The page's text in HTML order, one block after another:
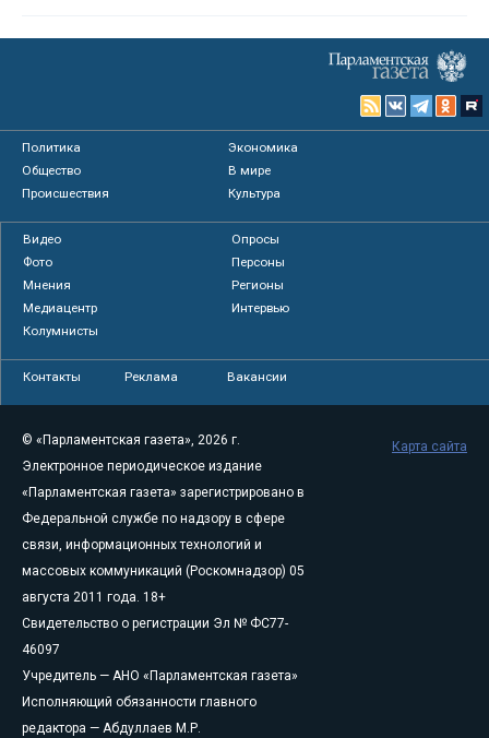
Политика
Экономика
Общество
В мире
Происшествия
Культура
Видео
Опросы
Фото
Персоны
Мнения
Регионы
Медиацентр
Интервью
Колумнисты
Контакты Реклама Вакансии
© «Парламентская газета», 2026 г.
Электронное периодическое издание
«Парламентская газета» зарегистрировано в
Федеральной службе по надзору в сфере
связи, информационных технологий и
массовых коммуникаций (Роскомнадзор) 05
августа 2011 года. 18+
Свидетельство о регистрации Эл № ФС77-
46097
Учредитель — АНО «Парламентская газета»
Исполняющий обязанности главного
редактора — Абдуллаев М.Р.
Карта сайта